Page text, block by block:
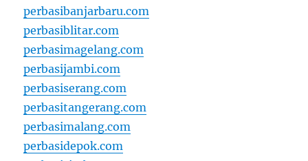
perbasibanjarbaru.com
perbasiblitar.com
perbasimagelang.com
perbasijambi.com
perbasiserang.com
perbasitangerang.com
perbasimalang.com
perbasidepok.com